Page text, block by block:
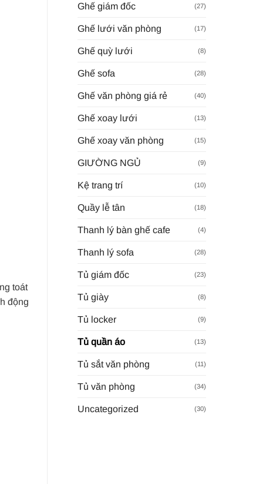
Ghế giám đốc (27)
Ghế lưới văn phòng (17)
Ghế quỳ lưới (8)
Ghế sofa (28)
Ghế văn phòng giá rẻ (40)
Ghế xoay lưới (13)
Ghế xoay văn phòng (15)
GIƯỜNG NGỦ (9)
Kệ trang trí (10)
Quầy lễ tân (18)
Thanh lý bàn ghế cafe (4)
Thanh lý sofa (28)
Tủ giám đốc (23)
Tủ giày (8)
Tủ locker (9)
Tủ quần áo (13)
Tủ sắt văn phòng (11)
Tủ văn phòng (34)
Uncategorized (30)
toát
động